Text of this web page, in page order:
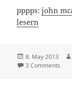
pppps:john
lesern
Posted
on
8. May 2013
3 Comments